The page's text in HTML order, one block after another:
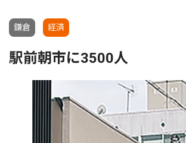
鎌倉 経済
駅前朝市に3500人